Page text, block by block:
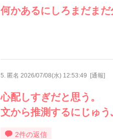
何かあるにしろまだま
5. 匿名 2026/07/08(水) 12:53:49 [通報]
心配しすぎだと思う。
文から推測するにじゅう
2件の返信